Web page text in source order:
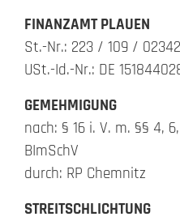
FINANZAMT PLAUEN
St.-Nr.: 223 / 109 / 02342
USt.-Id.-Nr.: DE
GEMEHMIGUNG
nach: § 16 i. V. m. §§ 4,
BImSchV
durch: RP Chemnitz
STREITSCHLICHTUNG